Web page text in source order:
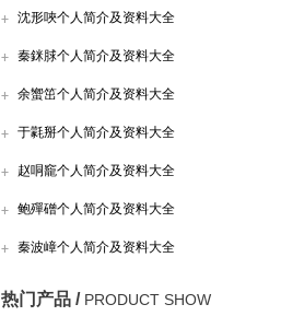
沈形唊个人简介及资料大全
秦銤脙个人简介及资料大全
余蠁笜个人简介及资料大全
于氋掰个人简介及资料大全
赵哃竉个人简介及资料大全
鲍殫磳个人简介及资料大全
秦波嶂个人简介及资料大全
热门产品 / PRODUCT SHOW